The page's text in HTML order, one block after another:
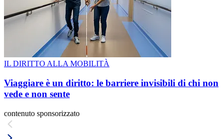
IL DIRITTO ALLA MOBILITÀ
Viaggiare è un diritto: le barriere invisibili di chi non
vede e non sente
contenuto sponsorizzato